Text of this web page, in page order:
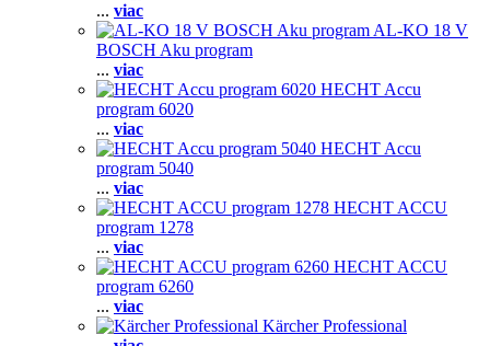
... viac
AL-KO 18 V
BOSCH Aku program
... viac
HECHT Accu
program 6020
... viac
HECHT Accu
program 5040
... viac
HECHT ACCU
program 1278
... viac
HECHT ACCU
program 6260
... viac
Kärcher Professional